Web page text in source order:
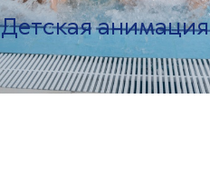
Детская анимация